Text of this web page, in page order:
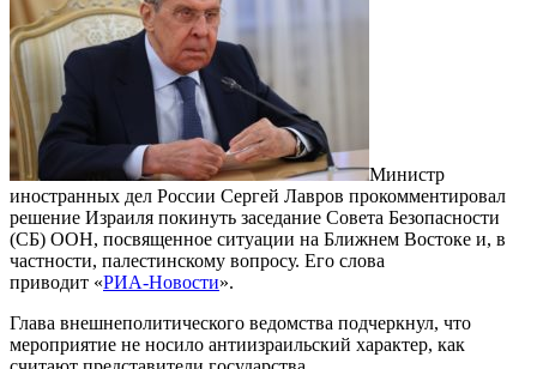
Министр
иностранных дел России Сергей Лавров прокомментировал
решение Израиля покинуть заседание Совета Безопасности
(СБ) ООН, посвященное ситуации на Ближнем Востоке и, в
частности, палестинскому вопросу. Его слова
приводит «РИА-Новости».
Глава внешнеполитического ведомства подчеркнул, что
мероприятие не носило антиизраильский характер, как